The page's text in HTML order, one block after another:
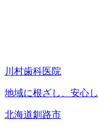
川村歯科医院
地域に根ざし、安心
北海道釧路市